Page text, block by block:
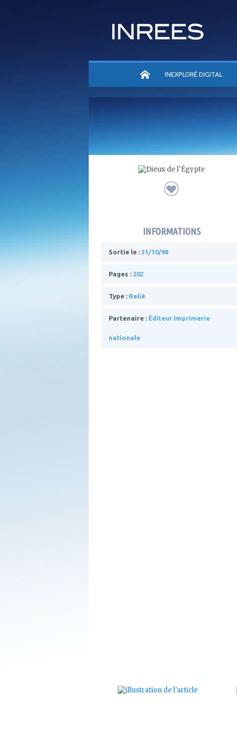
ACCUEILINEXPLORÉ DIGITAL
INFORMATIONS
Sortie le : 31/10/98
Pages : 202
Type : Relié
Partenaire : Éditeur Imprimerie
nationale